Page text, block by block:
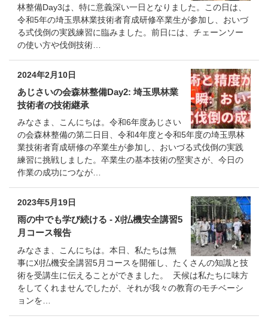
林整備Day3は、特に意義深い一日となりました。この日は、
令和5年の埼玉県林業技術者育成研修卒業生が参加し、おいづ
る式伐倒の実践練習に臨みました。前日には、チェーンソー
の使い方や伐倒技術…
2024年2月10日
あじさいの会森林整備Day2: 埼玉県林業
技術者の技術継承
みなさま、こんにちは。令和6年度あじさい
の会森林整備の第二日目、令和4年度と令和5年度の埼玉県林
業技術者育成研修の卒業生が参加し、おいづる式伐倒の実践
練習に挑戦しました。卒業生の基本技術の堅実さが、今日の
作業の成功につなが…
2023年5月19日
雨の中でも学び続ける - 刈払機安全講習5
月コース報告
みなさま、こんにちは。本日、私たちは無
事に刈払機安全講習5月コースを開催し、たくさんの知識と技
術を受講生に伝えることができました。 天候は私たちに味方
をしてくれませんでしたが、それが我々の教育のモチベーシ
ョンを…